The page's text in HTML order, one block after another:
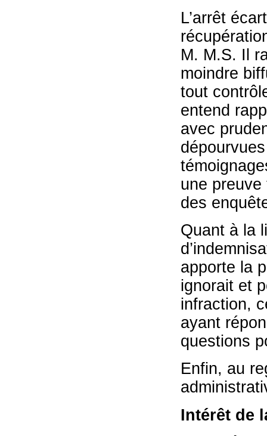
L’arrêt
M. M.S. Il
moindre
tout
entend
avec
une preuve
des
Quant à la
apporte la
ignorait et
infraction,
ayant
questions
Enfin, au
Intérêt de